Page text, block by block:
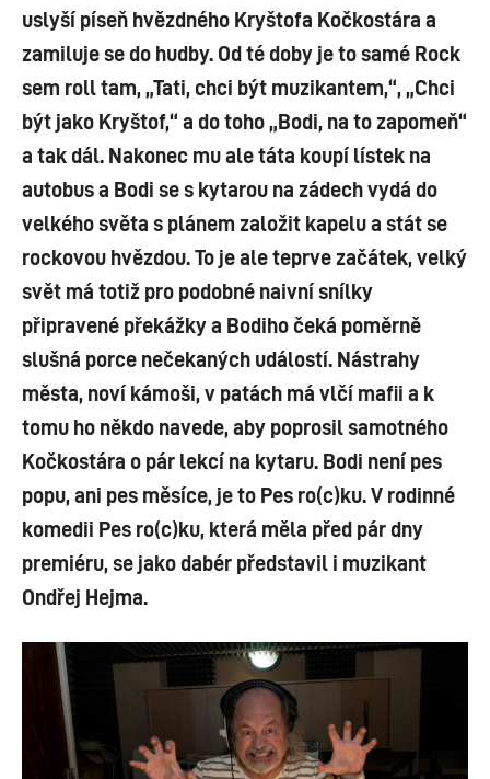
uslyší píseň hvězdného Kryštofa Kočkostára a
zamiluje se do hudby. Od té doby je to samé Rock
sem roll tam, „Tati, chci být muzikantem,“, „Chci
být jako Kryštof,“ a do toho „Bodi, na to zapomeň“
a tak dál. Nakonec mu ale táta koupí lístek na
autobus a Bodi se s kytarou na zádech vydá do
velkého světa s plánem založit kapelu a stát se
rockovou hvězdou. To je ale teprve začátek, velký
svět má totiž pro podobné naivní snílky
připravené překážky a Bodiho čeká poměrně
slušná porce nečekaných událostí. Nástrahy
města, noví kámoši, v patách má vlčí mafii a k
tomu ho někdo navede, aby poprosil samotného
Kočkostára o pár lekcí na kytaru. Bodi není pes
popu, ani pes měsíce, je to Pes ro(c)ku. V rodinné
komedii Pes ro(c)ku, která měla před pár dny
premiéru, se jako dabér představil i muzikant
Ondřej Hejma.